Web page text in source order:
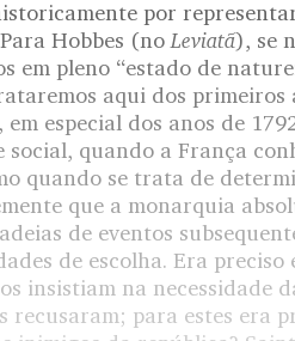
por
Hobbes (no Leviatã), se
em pleno “estado de
aqui dos primeiros
em especial dos anos de
social, quando a França
quando se trata de
que a monarquia
de eventos
de escolha. Era
insistiam na necessidade
recusaram; para estes era